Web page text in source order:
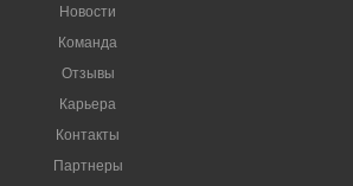
Новости
Команда
Отзывы
Карьера
Контакты
Партнеры